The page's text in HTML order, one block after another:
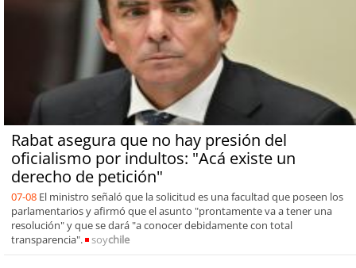
Rabat asegura que no hay presión del
oficialismo por indultos: "Acá existe un
derecho de petición"
07-08 El ministro señaló que la solicitud es una facultad que poseen los
parlamentarios y afirmó que el asunto "prontamente va a tener una
resolución" y que se dará "a conocer debidamente con total
transparencia".
soychile